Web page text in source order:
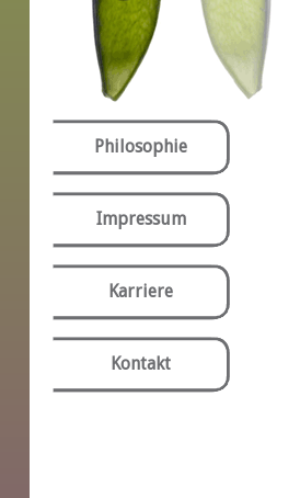
Philosophie
Impressum
Karriere
Kontakt